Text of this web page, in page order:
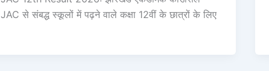
JAC से संबद्ध स्कूलों में पढ़ने वाले कक्षा 12वीं के छात्रों के लिए